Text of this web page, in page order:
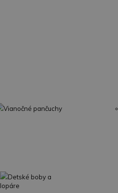
Vianočné pančuchy
Detské boby a
lopáre